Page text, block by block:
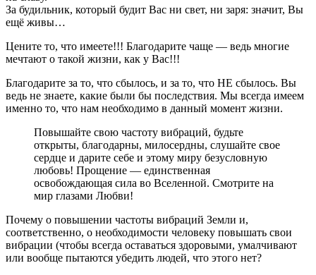
За будильник, который будит Вас ни свет, ни заря: значит, Вы
ещё живы…
Цените то, что имеете!!! Благодарите чаще — ведь многие
мечтают о такой жизни, как у Вас!!!
Благодарите за то, что сбылось, и за то, что НЕ сбылось. Вы
ведь не знаете, какие были бы последствия. Мы всегда имеем
именно то, что нам необходимо в данный момент жизни.
Повышайте свою частоту вибраций, будьте
открыты, благодарны, милосердны, слушайте свое
сердце и дарите себе и этому миру безусловную
любовь! Прощение — единственная
освобождающая сила во Вселенной. Смотрите на
мир глазами Любви!
Почему о повышении частоты вибраций Земли и,
соответственно, о необходимости человеку повышать свои
вибрации (чтобы всегда оставаться здоровыми, умалчивают
или вообще пытаются убедить людей, что этого нет?